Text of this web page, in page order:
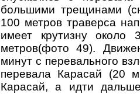
большими трещинами
100 метров траверса
имеет крутизну около
метров(фото 49).
минут с перевального
перевала Карасай (20
Карасай, а идти